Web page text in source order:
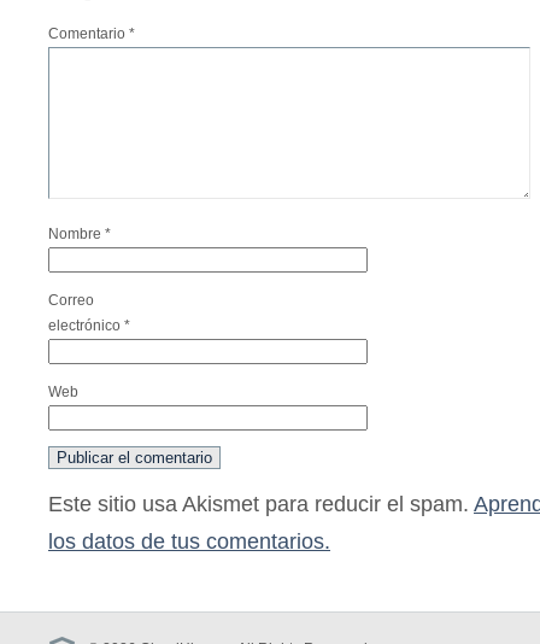
Comentario *
Nombre *
Correo
electrónico *
Web
Este sitio usa Akismet para reducir el spam.
los datos de tus comentarios.